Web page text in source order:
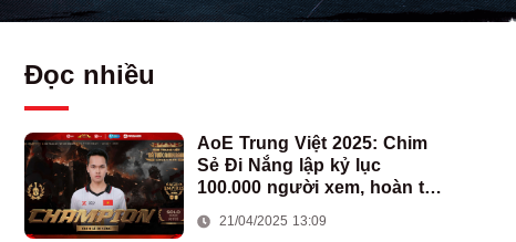
Đọc nhiều
AoE Trung Việt 2025: Chim
Sẻ Đi Nắng lập kỷ lục
100.000 người xem, hoàn tất
Việt Nam
21/04/2025 13:09